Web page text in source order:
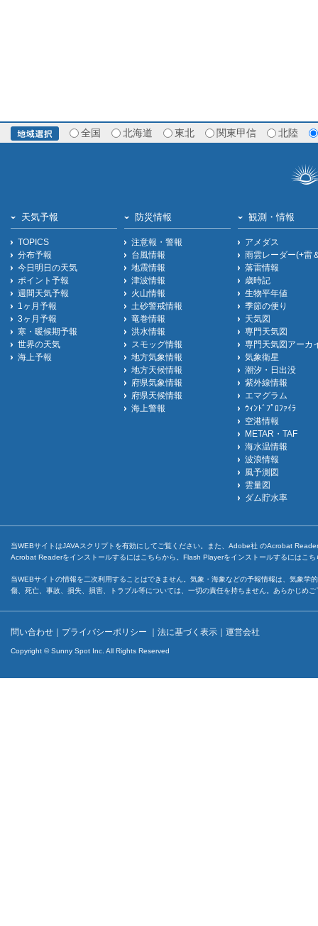
全国 北海道 東北 関東甲信 北陸
天気予報
TOPICS
分布予報
今日明日の天気
ポイント予報
週間天気予報
1ヶ月予報
3ヶ月予報
寒・暖候期予報
世界の天気
海上予報
防災情報
注意報・警報
台風情報
地震情報
津波情報
火山情報
土砂警戒情報
竜巻情報
洪水情報
スモッグ情報
地方気象情報
地方天候情報
府県気象情報
府県天候情報
海上警報
観測・情報
アメダス
雨雲レーダー(+雷
落雷情報
歳時記
生物平年値
季節の便り
天気図
専門天気図
専門天気図アーカ
気象衛星
潮汐・日出没
紫外線情報
エマグラム
ｳｨﾝﾄﾞﾌﾟﾛﾌｧｲﾗ
空港情報
METAR・TAF
海水温情報
波浪情報
風予測図
雲量図
ダム貯水率
当WEBサイトはJAVAスクリプトを有効にしてご覧ください。また、Adobe社 のAcrobat
Acrobat Readerをインストールするには こちらから。Flash Playerをインストールするには こち
当WEBサイトの情報を二次利用することはできません。気象・海象などの予報情報は、気象
傷、死亡、事故、損失、損害、トラブル等については、一切の責任を持ちません。あらかじめ
問い合わせ ｜ プライバシーポリシー ｜ 法に基づく表示 ｜ 運営会社
Copyright © Sunny Spot Inc. All Rights Reserved